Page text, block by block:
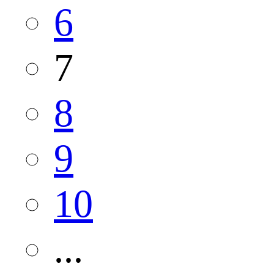
6
7
8
9
10
...